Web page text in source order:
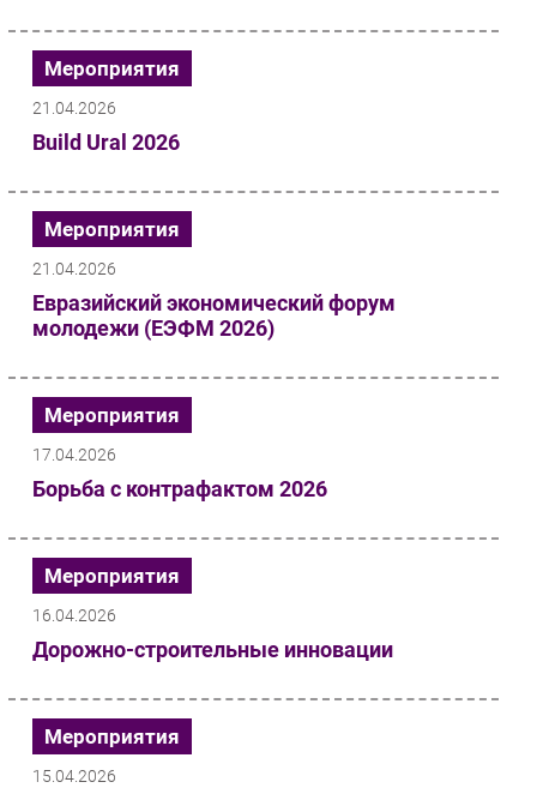
РАЗДЕЛЫ
Новости
Аналитика
Проекты
IT класс
Тестовый стенд
Каталог компаний
Мероприятия
21.04.2026
Build Ural 2026
Мероприятия
21.04.2026
Евразийский экономический форум
молодежи (ЕЭФМ 2026)
Мероприятия
17.04.2026
Борьба с контрафактом 2026
Мероприятия
16.04.2026
Дорожно-строительные инновации
Мероприятия
15.04.2026